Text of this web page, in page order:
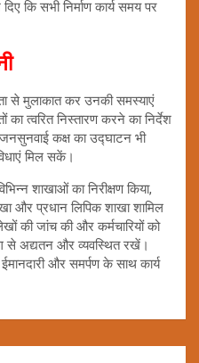
कि सभी निर्माण कार्य समय पर
से मुलाकात कर उनकी समस्याएं
का त्वरित निस्तारण करने का निर्देश
कक्ष का उद्घाटन भी
मिल सकें।
शाखाओं का निरीक्षण किया,
और प्रधान लिपिक शाखा शामिल
की जांच की और कर्मचारियों को
से अद्यतन और व्यवस्थित रखें।
ईमानदारी और समर्पण के साथ कार्य